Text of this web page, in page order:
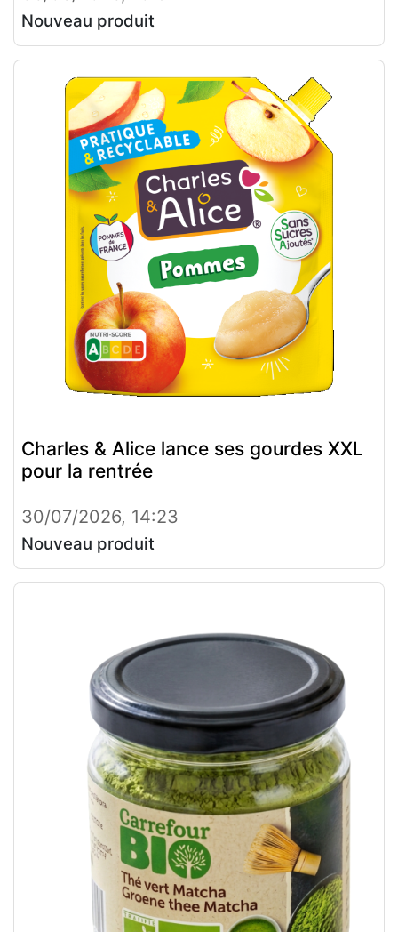
Nouveau produit
Charles & Alice lance ses gourdes XXL
pour la rentrée
30/07/2026, 14:23
Nouveau produit